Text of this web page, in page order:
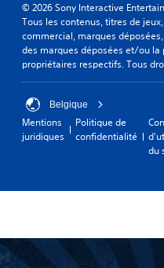
© 2026 Sony Interactive
Tous les contenus, titres de
commercial, marques
des marques déposées et/ou
propriétaires respectifs. Tous
Belgique
Mentions
juridiques
Politique de
confidentialité
du